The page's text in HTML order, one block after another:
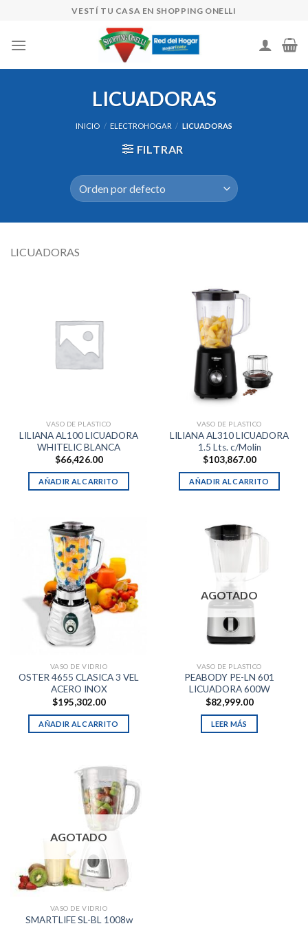
content
VESTÍ TU CASA EN SHOPPING ONELLI
LICUADORAS
INICIO / ELECTROHOGAR / LICUADORAS
FILTRAR
LICUADORAS
VASO DE PLASTICO
LILIANA AL100 LICUADORA
WHITELIC BLANCA
$66,426.00
AÑADIR AL CARRITO
VASO DE PLASTICO
LILIANA AL310 LICUADORA
1.5 Lts. c/Molin
$103,867.00
AÑADIR AL CARRITO
VASO DE VIDRIO
OSTER 4655 CLASICA 3 VEL
ACERO INOX
$195,302.00
AÑADIR AL CARRITO
AGOTADO
VASO DE PLASTICO
PEABODY PE-LN 601
LICUADORA 600W
$82,999.00
LEER MÁS
AGOTADO
VASO DE VIDRIO
SMARTLIFE SL-BL 1008w